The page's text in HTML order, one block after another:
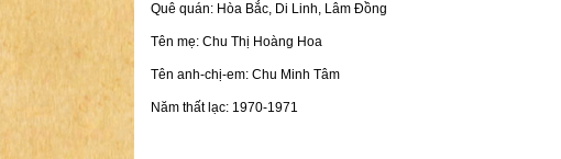
Quê quán: Hòa Bắc, Di Linh, Lâm Đồng
Tên mẹ: Chu Thị Hoàng Hoa
Tên anh-chị-em: Chu Minh Tâm
Năm thất lạc: 1970-1971